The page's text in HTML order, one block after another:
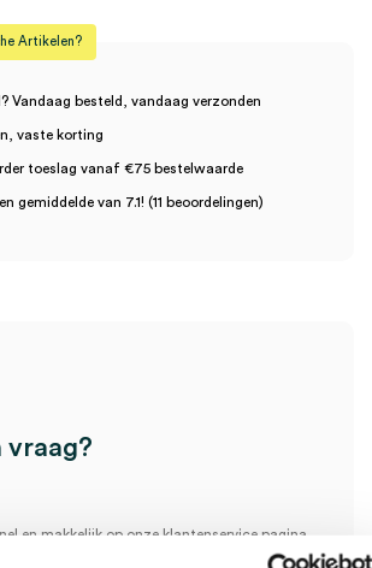
T6, 2 laags
Artikelen?
Vandaag besteld, vandaag verzonden
vaste korting
toeslag vanaf €75 bestelwaarde
gemiddelde van 7.1! (11 beoordelingen)
vraag?
en makkelijk op onze klantenservice pagina.
een van de onderstaande opties.